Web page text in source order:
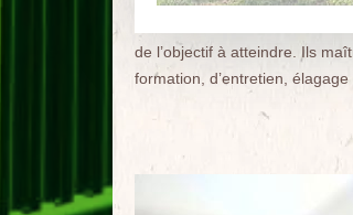
de l’objectif à atteindre. Ils
formation, d’entretien,